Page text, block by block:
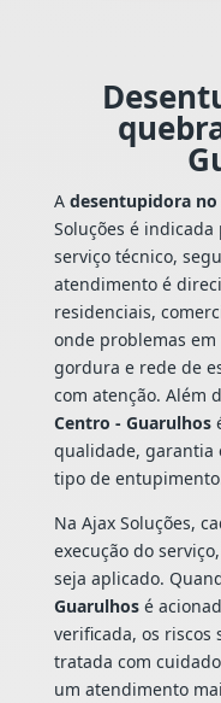
A desentupidora
Soluções é
serviço técnico,
atendimento é
residenciais,
onde problemas
gordura e rede de
com atenção. Além
Centro - Guarulhos
qualidade, garantia
tipo de
Na Ajax Soluções,
execução do
seja aplicado.
Guarulhosé
verificada, os riscos
tratada com
um atendimento